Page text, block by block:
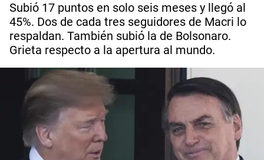
Subió 17 puntos en solo seis meses y llegó al
45%. Dos de cada tres seguidores de Macri lo
respaldan. También subió la de Bolsonaro.
Grieta respecto a la apertura al mundo.